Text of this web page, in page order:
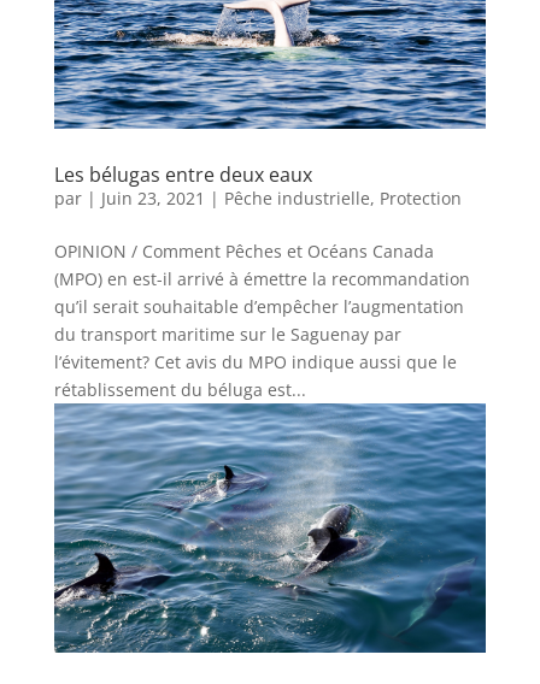
Les bélugas entre deux eaux
par | Juin 23, 2021 | Pêche industrielle, Protection
OPINION / Comment Pêches et Océans Canada
(MPO) en est-il arrivé à émettre la recommandation
qu’il serait souhaitable d’empêcher l’augmentation
du transport maritime sur le Saguenay par
l’évitement? Cet avis du MPO indique aussi que le
rétablissement du béluga est...